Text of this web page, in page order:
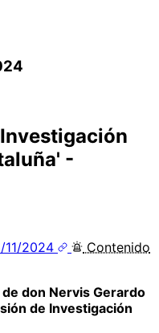
-
11/2024
Contenido
don Nervis Gerardo
de Investigación